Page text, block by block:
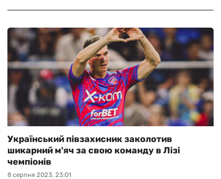
8 серпня 2023, 23:01
Український півзахисник заколотив
шикарний м'яч за свою команду в Лізі
чемпіонів